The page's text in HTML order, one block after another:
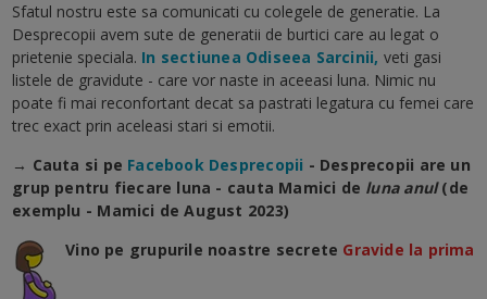
Sfatul nostru este sa comunicati cu colegele de generatie. La
Desprecopii avem sute de generatii de burtici care au legat o
prietenie speciala. In sectiunea Odiseea Sarcinii, veti gasi
listele de gravidute - care vor naste in aceeasi luna. Nimic nu
poate fi mai reconfortant decat sa pastrati legatura cu femei care
trec exact prin aceleasi stari si emotii.
→ Cauta si pe Facebook Desprecopii - Desprecopii are un
grup pentru fiecare luna - cauta Mamici de luna anul (de
exemplu - Mamici de August 2023)
Vino pe grupurile noastre secrete Gravide la prima